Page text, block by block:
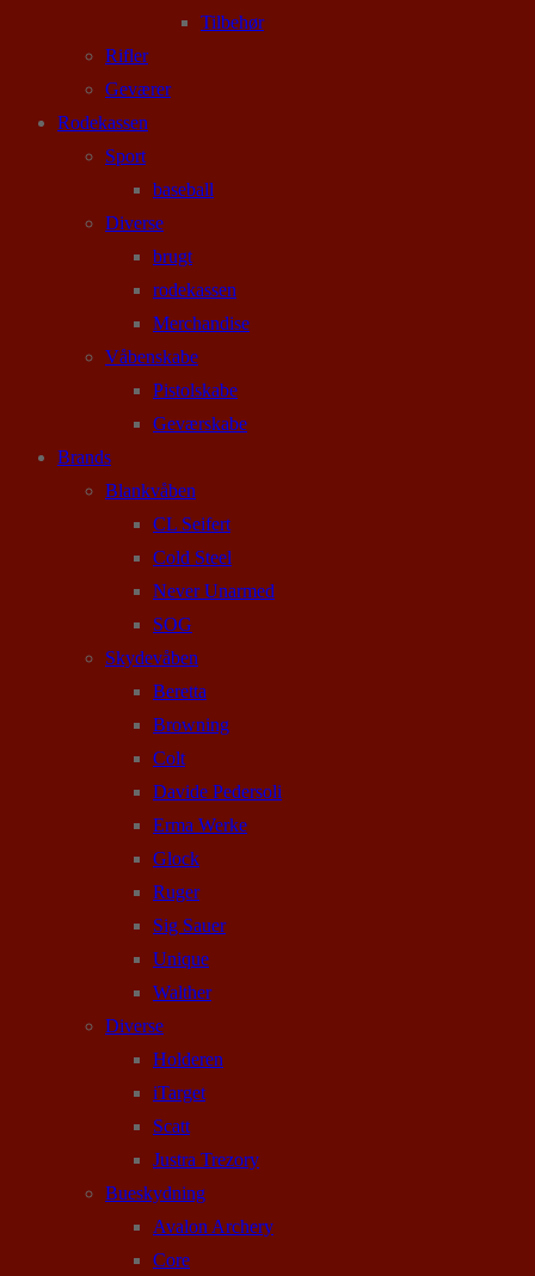
Tilbehør
Rifler
Geværer
Rodekassen
Sport
baseball
Diverse
brugt
rodekassen
Merchandise
Våbenskabe
Pistolskabe
Geværskabe
Brands
Blankvåben
CL Seifert
Cold Steel
Never Unarmed
SOG
Skydevåben
Beretta
Browning
Colt
Davide Pedersoli
Erma Werke
Glock
Ruger
Sig Sauer
Unique
Walther
Diverse
Holderen
iTarget
Scatt
Justra Trezory
Bueskydning
Avalon Archery
Core